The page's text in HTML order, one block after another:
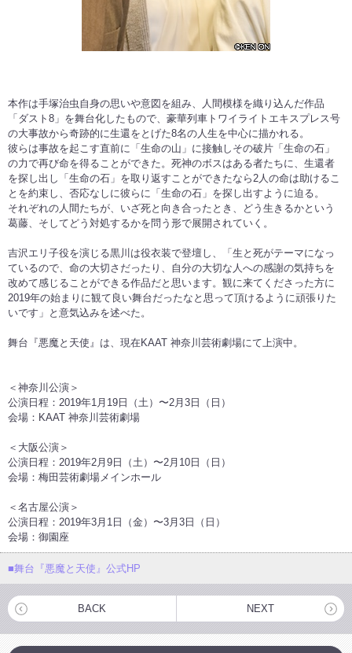
本作は手塚治虫自身の思いや意図を組み、人間模様を織り込んだ作品
「ダスト8」を舞台化したもので、豪華列車トワイライトエキスプレス号
の大事故から奇跡的に生還をとげた8名の人生を中心に描かれる。
彼らは事故を起こす直前に「生命の山」に接触しその破片「生命の石」
の力で再び命を得ることができた。死神のボスはある者たちに、生還者
を探し出し「生命の石」を取り返すことができたなら2人の命は助けるこ
とを約束し、否応なしに彼らに「生命の石」を探し出すように迫る。
それぞれの人間たちが、いざ死と向き合ったとき、どう生きるかという
葛藤、そしてどう対処するかを問う形で展開されていく。
吉沢エリ子役を演じる黒川は役衣装で登壇し、「生と死がテーマになっ
ているので、命の大切さだったり、自分の大切な人への感謝の気持ちを
改めて感じることができる作品だと思います。観に来てくださった方に
2019年の始まりに観て良い舞台だったなと思って頂けるように頑張りた
いです」と意気込みを述べた。
舞台『悪魔と天使』は、現在KAAT 神奈川芸術劇場にて上演中。
＜神奈川公演＞
公演日程：2019年1月19日（土）〜2月3日（日）
会場：KAAT 神奈川芸術劇場
＜大阪公演＞
公演日程：2019年2月9日（土）〜2月10日（日）
会場：梅田芸術劇場メインホール
＜名古屋公演＞
公演日程：2019年3月1日（金）〜3月3日（日）
会場：御園座
■舞台『悪魔と天使』公式HP
BACK NEXT